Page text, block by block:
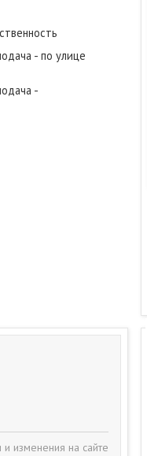
- по улице
-
и изменения на сайте